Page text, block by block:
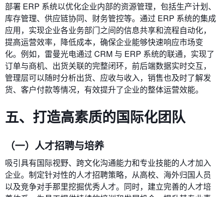
部署 ERP 系统以优化企业内部的资源管理，包括生产计划、
库存管理、供应链协同、财务管控等。通过 ERP 系统的集成
应用，实现企业各业务部门之间的信息共享和流程自动化，
提高运营效率，降低成本，确保企业能够快速响应市场变
化。例如，雷曼光电通过 CRM 与 ERP 系统的联通，实现了
订单与商机、出货关联的完整闭环，前后端数据实时交互，
管理层可以随时分析出货、应收与收入，销售也及时了解发
货、客户付款等情况，有效提升了企业的整体运营效能。
五、打造高素质的国际化团队
（一）人才招聘与培养
吸引具有国际视野、跨文化沟通能力和专业技能的人才加入
企业。制定针对性的人才招聘策略，从高校、海外归国人员
以及竞争对手那里挖掘优秀人才。同时，建立完善的人才培